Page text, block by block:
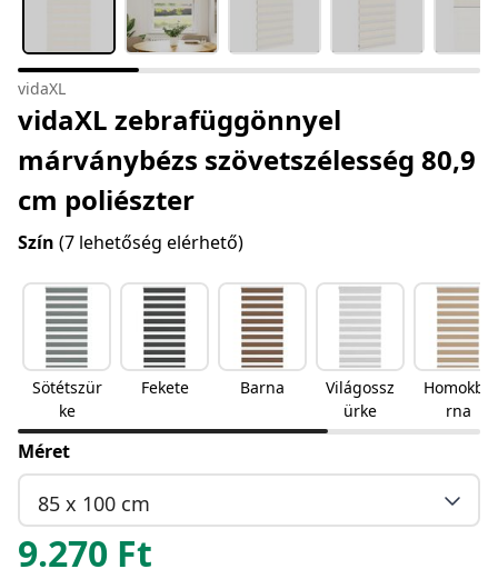
vidaXL
vidaXL zebrafüggönnyel
márványbézs szövetszélesség 80,9
cm poliészter
Szín (7 lehetőség elérhető)
Sötétszür
ke
Fekete Barna
Világossz
ürke
Homokba
rna
Méret
85 x 100 cm
9.270 Ft